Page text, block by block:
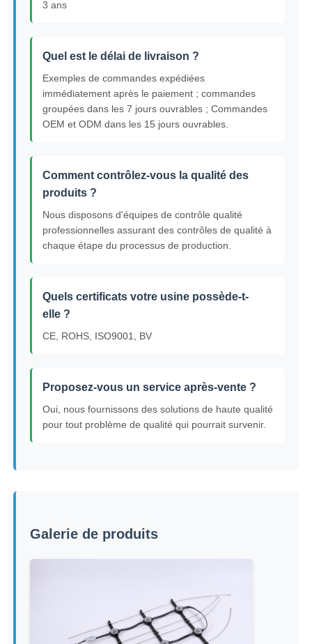
3 ans
Quel est le délai de livraison ?
Exemples de commandes expédiées
immédiatement après le paiement ; commandes
groupées dans les 7 jours ouvrables ; Commandes
OEM et ODM dans les 15 jours ouvrables.
Comment contrôlez-vous la qualité des
produits ?
Nous disposons d'équipes de contrôle qualité
professionnelles assurant des contrôles de qualité à
chaque étape du processus de production.
Quels certificats votre usine possède-t-
elle ?
CE, ROHS, ISO9001, BV
Proposez-vous un service après-vente ?
Oui, nous fournissons des solutions de haute qualité
pour tout problème de qualité qui pourrait survenir.
Galerie de produits